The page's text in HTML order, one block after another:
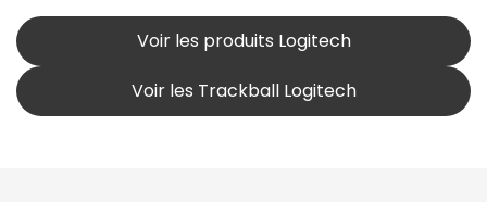
Voir les produits Logitech
Voir les Trackball Logitech